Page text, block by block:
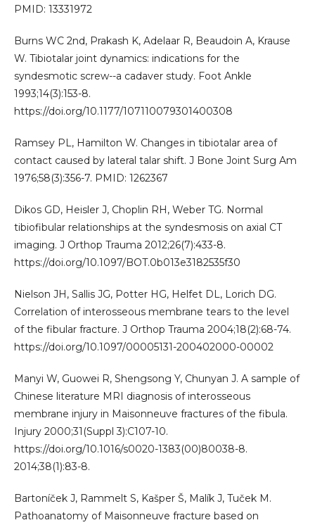
PMID: 13331972
Burns WC 2nd, Prakash K, Adelaar R, Beaudoin A, Krause
W. Tibiotalar joint dynamics: indications for the
syndesmotic screw--a cadaver study. Foot Ankle
1993;14(3):153-8.
https://doi.org/10.1177/107110079301400308
Ramsey PL, Hamilton W. Changes in tibiotalar area of
contact caused by lateral talar shift. J Bone Joint Surg Am
1976;58(3):356-7. PMID: 1262367
Dikos GD, Heisler J, Choplin RH, Weber TG. Normal
tibiofibular relationships at the syndesmosis on axial CT
imaging. J Orthop Trauma 2012;26(7):433-8.
https://doi.org/10.1097/BOT.0b013e3182535f30
Nielson JH, Sallis JG, Potter HG, Helfet DL, Lorich DG.
Correlation of interosseous membrane tears to the level
of the fibular fracture. J Orthop Trauma 2004;18(2):68-74.
https://doi.org/10.1097/00005131-200402000-00002
Manyi W, Guowei R, Shengsong Y, Chunyan J. A sample of
Chinese literature MRI diagnosis of interosseous
membrane injury in Maisonneuve fractures of the fibula.
Injury 2000;31(Suppl 3):C107-10.
https://doi.org/10.1016/s0020-1383(00)80038-8.
2014;38(1):83-8.
Bartoníček J, Rammelt S, Kašper Š, Malík J, Tuček M.
Pathoanatomy of Maisonneuve fracture based on